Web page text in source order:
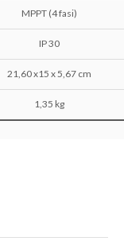
MPPT (4 fasi)
IP 30
21,60 x15 x 5,67cm
1,35 kg